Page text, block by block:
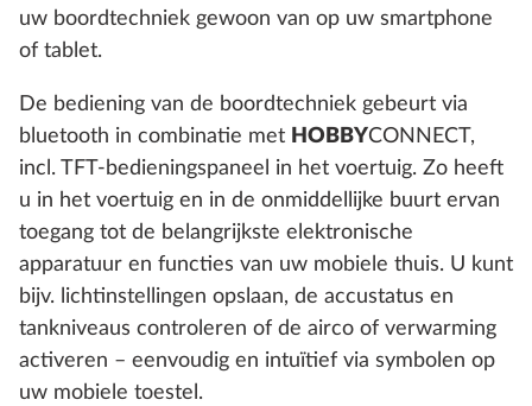
uw boordtechniek gewoon van op uw smartphone
of tablet.
De bediening van de boordtechniek gebeurt via
bluetooth in combinatie met HOBBYCONNECT,
incl. TFT-bedieningspaneel in het voertuig. Zo heeft
u in het voertuig en in de onmiddellijke buurt ervan
toegang tot de belangrijkste elektronische
apparatuur en functies van uw mobiele thuis. U kunt
bijv. lichtinstellingen opslaan, de accustatus en
tankniveaus controleren of de airco of verwarming
activeren – eenvoudig en intuïtief via symbolen op
uw mobiele toestel.